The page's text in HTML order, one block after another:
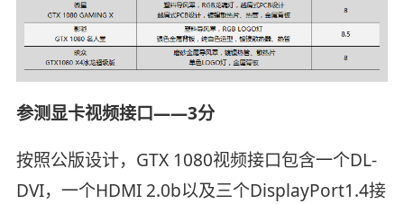
参测显卡视频接口——3分
按照公版设计，GTX 1080视频接口包含一个DL-
DVI，一个HDMI 2.0b以及三个DisplayPort1.4接